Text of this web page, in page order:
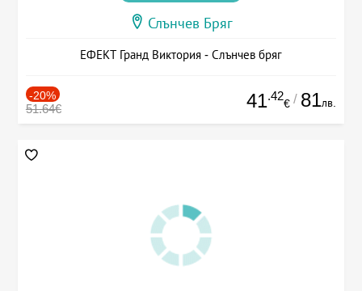
Слънчев Бряг
ЕФЕКТ Гранд Виктория - Слънчев бряг
-20%
51.64€ 41.42
€ / 81лв.